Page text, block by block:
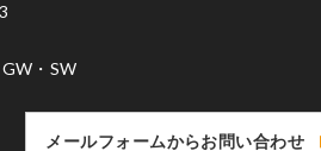
・SW
メールフォームからお問い合わせ